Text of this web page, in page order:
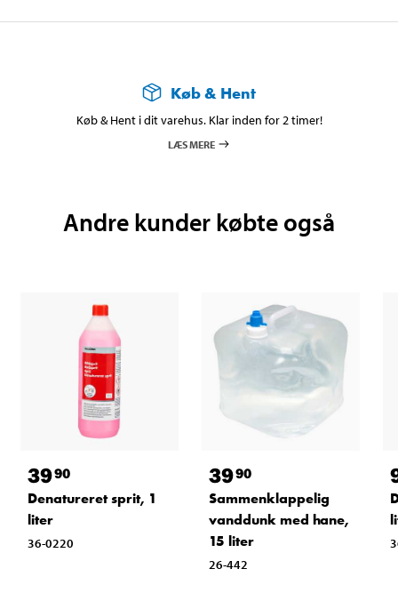
Køb & Hent
Køb & Hent i dit varehus. Klar inden for 2 timer!
LÆS MERE
Andre kunder købte også
3990
Denatureret sprit, 1
liter
36-0220
3990
Sammenklappelig
vanddunk med hane,
15 liter
26-442